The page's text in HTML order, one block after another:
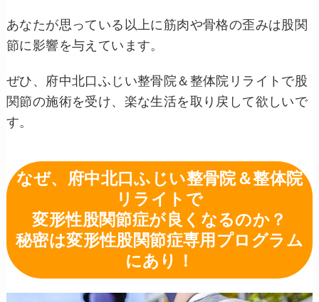
あなたが思っている以上に筋肉や骨格の歪みは股関
節に影響を与えています。
ぜひ、府中北口ふじい整骨院＆整体院リライトで股
関節の施術を受け、楽な生活を取り戻して欲しいで
す。
なぜ、府中北口ふじい整骨院＆整体院
リライトで
変形性股関節症が良くなるのか？
秘密は変形性股関節症専用プログラム
にあり！